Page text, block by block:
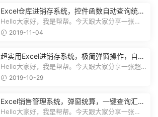
Excel仓库进销存系统，控件函数自动查询统
计，动态图表一目了然
Hello大家好，我是帮帮。今天跟大家分享一张
Excel仓库进销存系统，控件函数自动查...
2019-11-04
超实用Excel进销存系统，极简弹窗操作，自动
库存营收汇总不加班
Hello大家好，我是帮帮。今天跟大家分享一张超
实用Excel进销存系统，极简弹窗操...
2019-10-29
Excel销售管理系统，弹窗统算，一键查询汇
总，实用简单不加班
Hello大家好，我是帮帮。今天跟大家分享一张